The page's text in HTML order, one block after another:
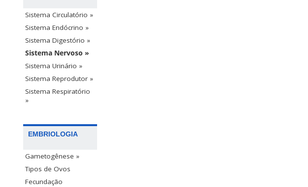
Sistema Circulatório »
Sistema Endócrino »
Sistema Digestório »
Sistema Nervoso »
Sistema Urinário »
Sistema Reprodutor »
Sistema Respiratório
»
EMBRIOLOGIA
Gametogênese »
Tipos de Ovos
Fecundação